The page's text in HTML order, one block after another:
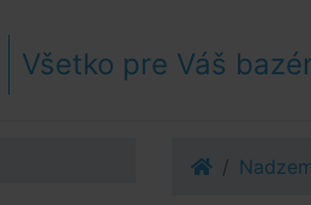
Všetko pre Váš